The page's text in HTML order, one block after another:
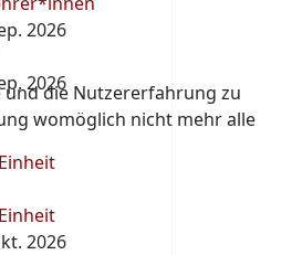
2026
2026
2026
und die Nutzererfahrung zu
womöglich nicht mehr alle